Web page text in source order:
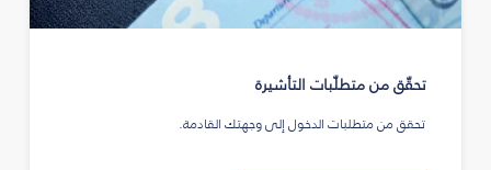
تحقّق من متطلّبات التأشيرة
تحقق من متطلبات الدخول إلى وجهتك القادمة.